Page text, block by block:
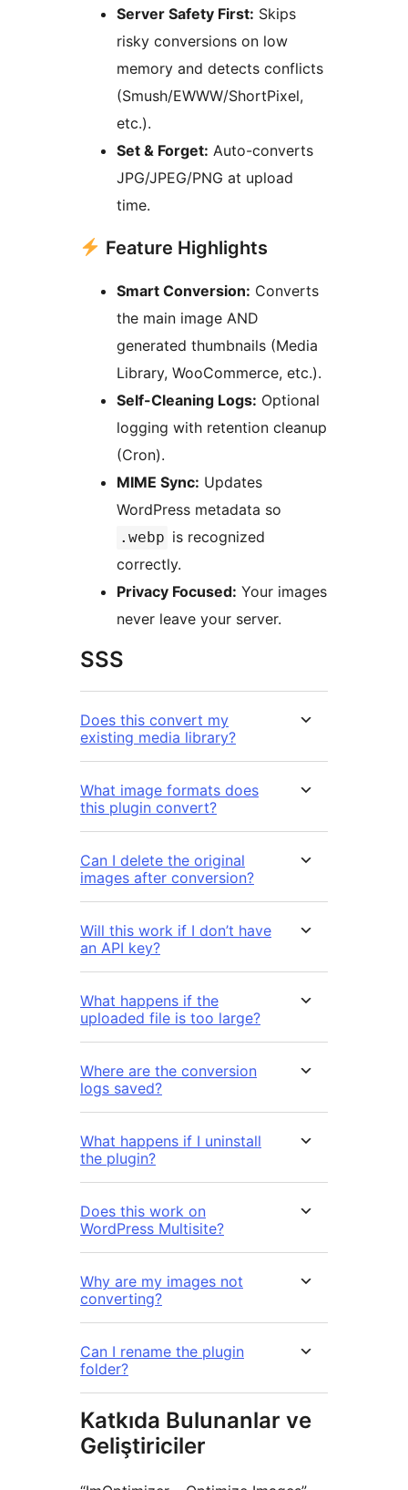
Server Safety First: Skips
risky conversions on low
memory and detects conflicts
(Smush/EWWW/ShortPixel,
etc.).
Set & Forget: Auto-converts
JPG/JPEG/PNG at upload
time.
Feature Highlights
Smart Conversion: Converts
the main image AND
generated thumbnails (Media
Library, WooCommerce, etc.).
Self-Cleaning Logs: Optional
logging with retention cleanup
(Cron).
MIME Sync: Updates
WordPress metadata so
.webp is recognized
correctly.
Privacy Focused: Your images
never leave your server.
SSS
Does this convert my
existing media library?
What image formats does
this plugin convert?
Can I delete the original
images after conversion?
Will this work if I don’t have
an API key?
What happens if the
uploaded file is too large?
Where are the conversion
logs saved?
What happens if I uninstall
the plugin?
Does this work on
WordPress Multisite?
Why are my images not
converting?
Can I rename the plugin
folder?
Katkıda Bulunanlar ve
Geliştiriciler